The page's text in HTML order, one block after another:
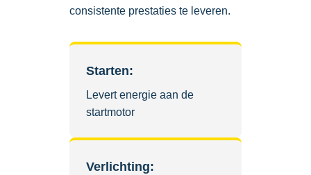
consistente prestaties te leveren.
Starten:
Levert energie aan de
startmotor
Verlichting: